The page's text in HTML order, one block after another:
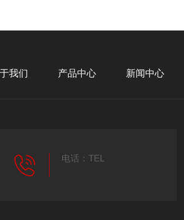
我们 产品中心 新闻中心
电话：TEL